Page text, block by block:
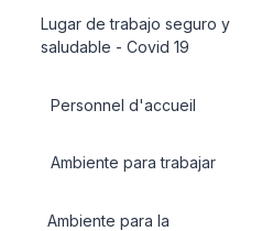
Lugar de trabajo seguro y
saludable - Covid 19
Personnel d'accueil
Ambiente para trabajar
Ambiente para la